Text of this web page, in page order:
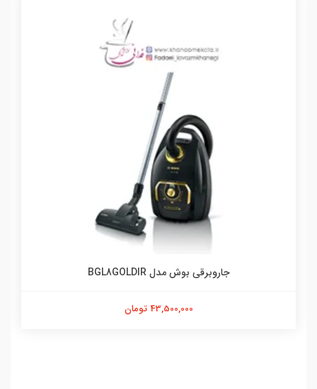
جاروبرقی بوش مدل BGL8GOLDIR
43,500,000 تومان